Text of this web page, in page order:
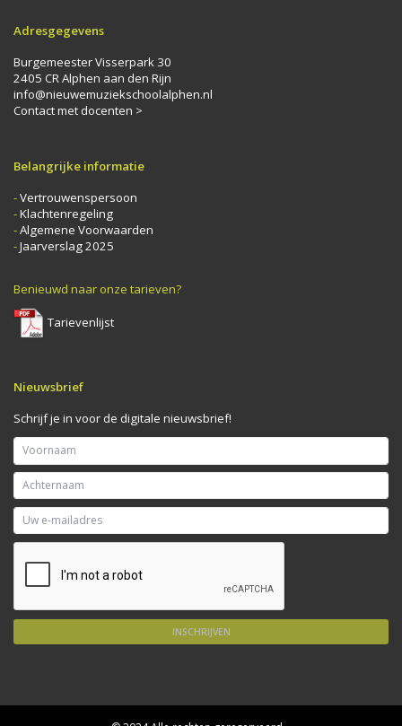
Adresgegevens
Burgemeester Visserpark 30
2405 CR Alphen aan den Rijn
info@nieuwemuziekschoolalphen.nl
Contact met docenten >
Belangrijke informatie
-Vertrouwenspersoon
-Klachtenregeling
-Algemene Voorwaarden
-Jaarverslag 2025
Benieuwd naar onze tarieven?
Tarievenlijst
Nieuwsbrief
Schrijf je in voor de digitale nieuwsbrief!
INSCHRIJVEN